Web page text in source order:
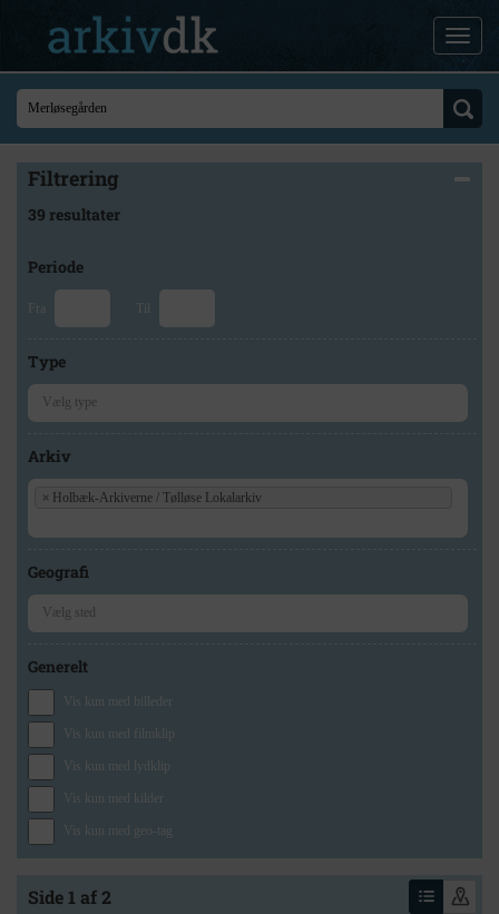
Filtrering
39 resultater
Periode
Fra Til
Type
Arkiv
× Holbæk-Arkiverne / Tølløse Lokalarkiv
Geografi
Generelt
Vis kun med billeder
Vis kun med filmklip
Vis kun med lydklip
Vis kun med kilder
Vis kun med geo-tag
Side 1 af 2